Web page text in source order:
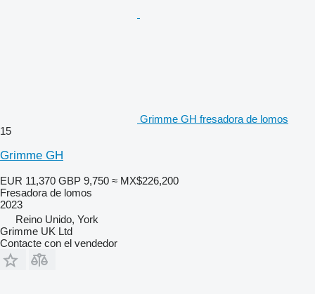
Grimme GH fresadora de lomos
15
Grimme GH
EUR 11,370 GBP 9,750 ≈ MX$226,200
Fresadora de lomos
2023
Reino Unido, York
Grimme UK Ltd
Contacte con el vendedor